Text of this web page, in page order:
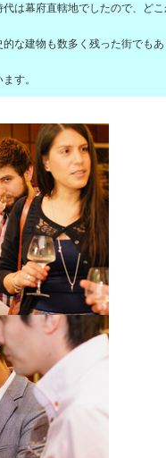
は幕府直轄地でしたので、ど
な建物も数多く残った街でも
す。